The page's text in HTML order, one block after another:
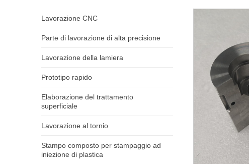
Lavorazione CNC
Parte di lavorazione di alta precisione
Lavorazione della lamiera
Prototipo rapido
Elaborazione del trattamento
superficiale
Lavorazione al tornio
Stampo composto per stampaggio ad
iniezione di plastica